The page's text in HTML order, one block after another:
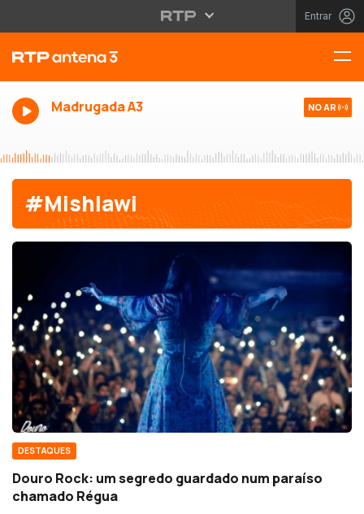
Entrar
Madrugada A3 NO AR
#Mishlawi
DESTAQUES
Douro Rock: um segredo guardado num paraíso
chamado Régua